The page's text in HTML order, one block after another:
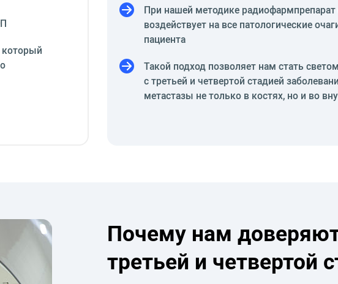
который
При нашей методике
воздействует на все патологические
пациента
Такой подход позволяет нам стать
с третьей и четвертой стадией
метастазы не только в костях, но и во
Почему нам
третьей и четвертой